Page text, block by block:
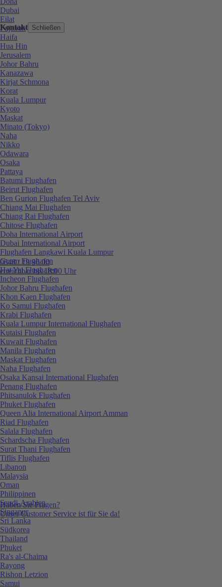
Kontakt Schließen
0848 / 19 96 00
erreichbar bis 18:00 Uhr
Haben Sie Fragen?
Unser Customer Service ist für Sie da!
Dubai
Eilat
Fujairah
Haifa
Hua Hin
Jerusalem
Johor Bahru
Kanazawa
Kirjat Schmona
Korat
Kuala Lumpur
Kyoto
Maskat
Minato (Tokyo)
Naha
Nikko
Odawara
Osaka
Pattaya
Batumi Flughafen
Beirut Flughafen
Ben Gurion Flughafen Tel Aviv
Chiang Mai Flughafen
Chiang Rai Flughafen
Chitose Flughafen
Doha International Airport
Dubai International Airport
Flughafen Langkawi Kuala Lumpur
Guam Flughafen
Hat Yai Flughafen
Incheon Flughafen
Johor Bahru Flughafen
Khon Kaen Flughafen
Ko Samui Flughafen
Krabi Flughafen
Kuala Lumpur International Flughafen
Kutaisi Flughafen
Kuwait Flughafen
Manila Flughafen
Maskat Flughafen
Naha Flughafen
Osaka Kansai International Flughafen
Penang Flughafen
Phitsanulok Flughafen
Phuket Flughafen
Queen Alia International Airport Amman
Riad Flughafen
Salala Flughafen
Schardscha Flughafen
Surat Thani Flughafen
Tiflis Flughafen
Libanon
Malaysia
Oman
Philippinen
Saudi-Arabien
Singapur
Sri Lanka
Südkorea
Thailand
Phuket
Ra's al-Chaima
Rayong
Rishon Letzion
Samui